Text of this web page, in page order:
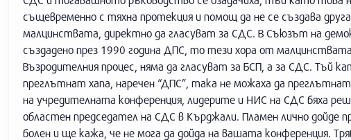
същевременно с тяхна протекция и помощ да не се създава
малцинствата, директно да гласуват за СДС. В Съюзът на
създадено през 1990 година ДПС, то тези хора от
Възродителния процес, няма да гласуват за БСП, а за СДС. Тъй
преглътнат хапа, наречен “ДПС”, така не можаха да
на учредителната конференция, лидерите и НИС на СДС бяха
областен председател на СДС в Кърджали. Пламен лично дойде
болен и ще кажа, че не мога да дойда на вашата конференция.